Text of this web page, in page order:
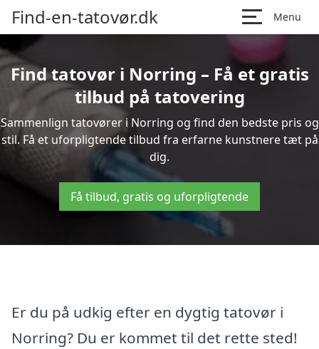
Find-en-tatovør.dk Menu
Find tatovør i Norring – Få et gratis
tilbud på tatovering
Sammenlign tatovører i Norring og find den bedste pris og
stil. Få et uforpligtende tilbud fra erfarne kunstnere tæt på
dig.
Få tilbud, gratis og uforpligtende
Er du på udkig efter en dygtig tatovør i
Norring? Du er kommet til det rette sted!